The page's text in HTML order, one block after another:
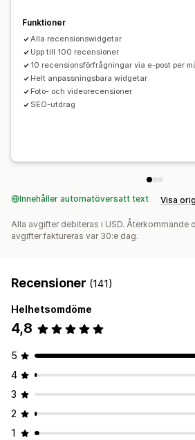
Funktioner
Alla recensionswidgetar
Upp till 100 recensioner
10 recensionsförfrågningar via e-post per
Helt anpassningsbara widgetar
Foto- och videorecensioner
SEO-utdrag
Innehåller automatöversatt text Visa
Alla avgifter debiteras i USD. Återkommande
avgifter faktureras var 30:e dag.
Recensioner (141)
Helhetsomdöme
4,8
5
4
3
2
1